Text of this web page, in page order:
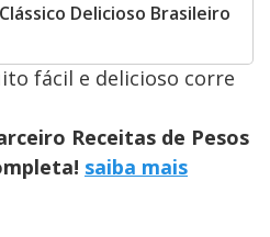
Delicioso Brasileiro
fácil e delicioso corre
Receitas de Pesos
saiba mais